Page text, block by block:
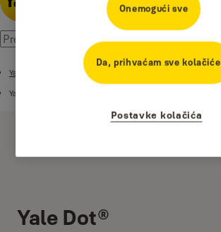
Yale Pametni sigurnosni ekosistem
Yale Pametni pribor
Yale Dot®
Onemogući sve
Da, prihvaćam sve kolačiće
Postavke kolačića